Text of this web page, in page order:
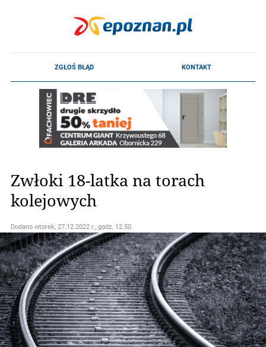
Zwłoki 18-latka na torach
kolejowych
Dodano wtorek, 27.12.2022 r., godz. 12.50